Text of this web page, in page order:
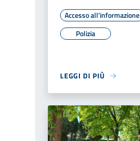
Accesso all'informazione
Polizia
LEGGI DI PIÙ